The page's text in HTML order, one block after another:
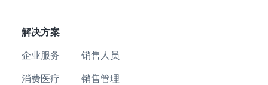
解决方案
企业服务
消费医疗
销售人员
销售管理